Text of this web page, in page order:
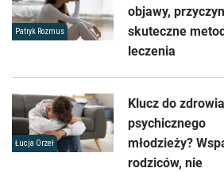
Patryk Rozmus
objawy,
skuteczne
leczenia
Łucja Orzeł
Klucz do zdrowia
psychicznego
młodzieży?
rodziców, nie